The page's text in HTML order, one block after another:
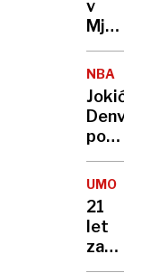
IQ in
kje
smo
v
že
več
kot
1000
žrtev
NBA
Jokić
Denver
do
nove
zmage
UMOR
21
let
Bančni